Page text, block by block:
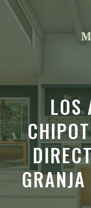
Saltar
contenido
LOS